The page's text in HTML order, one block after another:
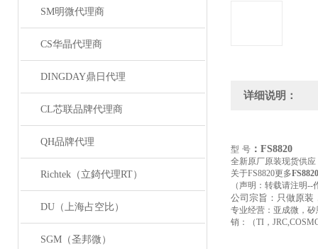
SM明微代理商
CS华晶代理商
DINGDAY鼎日代理
CL芯联品牌代理商
QH品牌代理
Richtek（立錡代理RT）
DU（上海占空比）
SGM（圣邦微）
详细说明：
型 号 ：FS8820
全新原厂原装现货供应
关于FS8820更多FS8820
（声明：转载请注明
公司宗旨：只做原装
专业经营：亚成微，
销：（TI，